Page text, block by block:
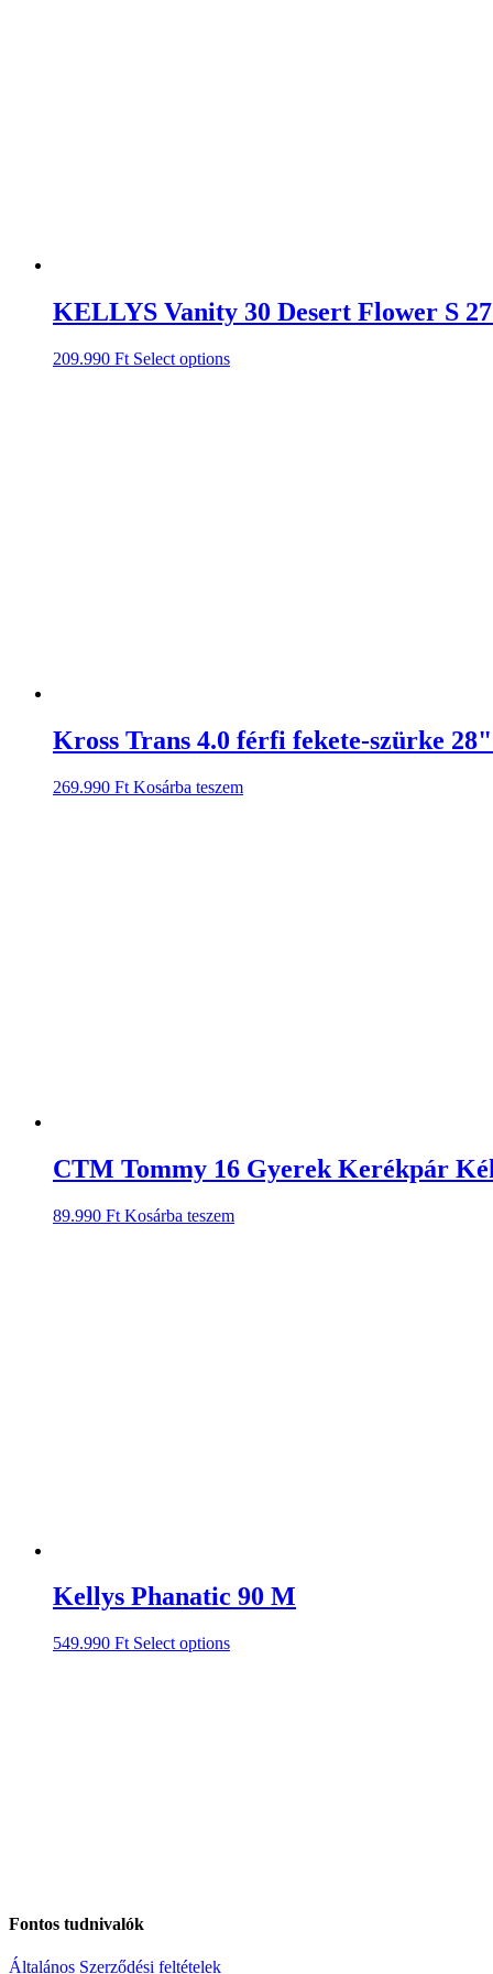
KELLYS Vanity 30 Desert Flower S
209.990 Ft Select options
Kross Trans 4.0 férfi fekete-szürke
269.990 Ft Kosárba teszem
CTM Tommy 16 Gyerek Kerékpár
89.990 Ft Kosárba teszem
Kellys Phanatic 90 M
549.990 Ft Select options
Fontos tudnivalók
Általános Szerződési feltételek